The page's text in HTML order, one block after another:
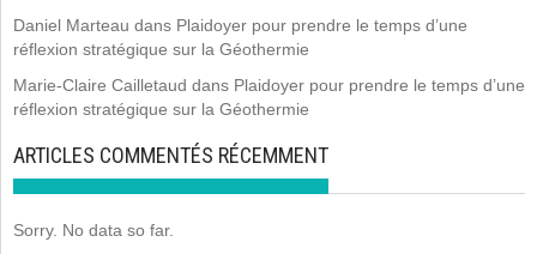
Daniel Marteau dans Plaidoyer pour prendre le temps d’une
réflexion stratégique sur la Géothermie
Marie-Claire Cailletaud dans Plaidoyer pour prendre le temps d’une
réflexion stratégique sur la Géothermie
ARTICLES COMMENTÉS RÉCEMMENT
Sorry. No data so far.